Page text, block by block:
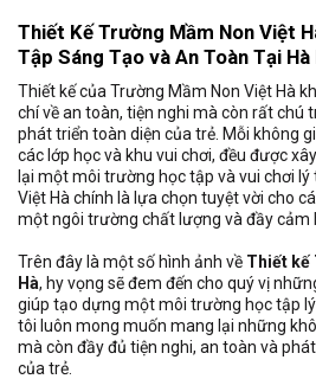
Thiết Kế Trường Mầm Non Việt
Tập Sáng Tạo và An Toàn Tại Hà
Thiết kế của Trường Mầm Non Việt Hà
chí về an toàn, tiện nghi mà còn rất chú
phát triển toàn diện của trẻ. Mỗi không
các lớp học và khu vui chơi, đều được
lại một môi trường học tập và vui chơi
Việt Hà chính là lựa chọn tuyệt vời cho
một ngôi trường chất lượng và đầy cảm
Trên đây là một số hình ảnh về Thiết kế
Hà, hy vọng sẽ đem đến cho quý vị
giúp tạo dựng một môi trường học tập
tôi luôn mong muốn mang lại những
mà còn đầy đủ tiện nghi, an toàn và
của trẻ.